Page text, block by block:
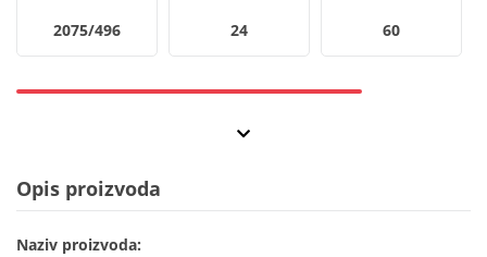
2075/496 24 60
Opis proizvoda
Naziv proizvoda: